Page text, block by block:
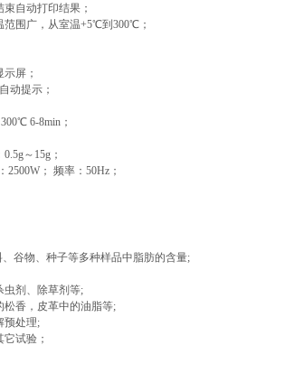
自动打印结果；
围广，从室温+5℃到300℃；
屏；
动提示；
6-8min；
～15g；
； 频率：50Hz；
谷物、种子等多种样品中脂肪的含量;
虫剂、除草剂等;
香，皮革中的油脂等;
预处理;
试验；